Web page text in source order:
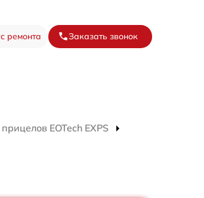
ремонта Заказать звонок
EOTech EXPS